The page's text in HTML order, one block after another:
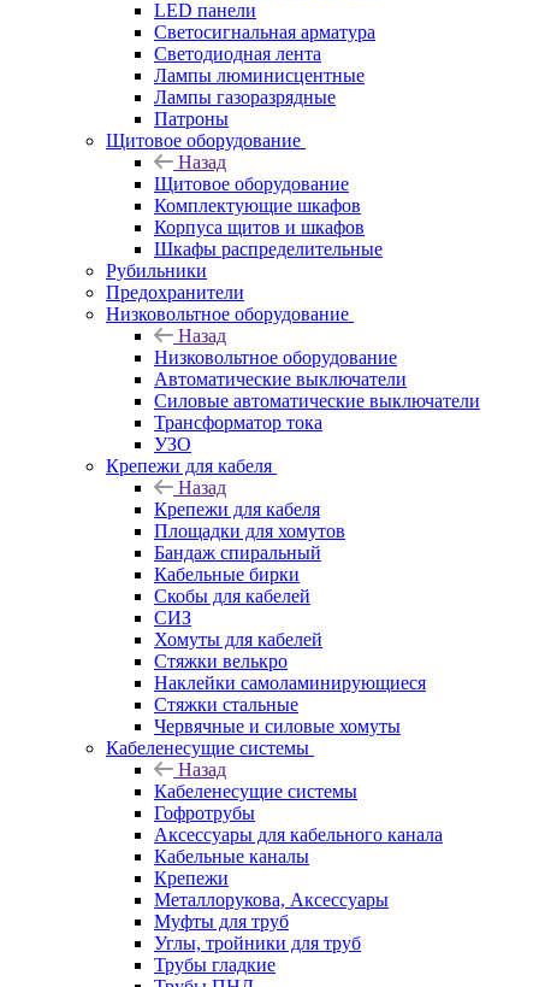
LED панели
Светосигнальная арматура
Светодиодная лента
Лампы люминисцентные
Лампы газоразрядные
Патроны
Щитовое оборудование
Назад
Щитовое оборудование
Комплектующие шкафов
Корпуса щитов и шкафов
Шкафы распределительные
Рубильники
Предохранители
Низковольтное оборудование
Назад
Низковольтное оборудование
Автоматические выключатели
Силовые автоматические выключатели
Трансформатор тока
УЗО
Крепежи для кабеля
Назад
Крепежи для кабеля
Площадки для хомутов
Бандаж спиральный
Кабельные бирки
Cкобы для кабелей
СИЗ
Хомуты для кабелей
Стяжки велькро
Наклейки самоламинирующиеся
Стяжки стальные
Червячные и силовые хомуты
Кабеленесущие системы
Назад
Кабеленесущие системы
Гофротрубы
Аксессуары для кабельного канала
Кабельные каналы
Крепежи
Металлорукова, Аксессуары
Муфты для труб
Углы, тройники для труб
Трубы гладкие